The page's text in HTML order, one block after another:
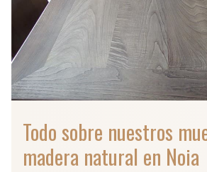
Todo sobre nuestros
madera natural en Noia